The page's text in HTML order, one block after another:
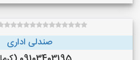
صندلی اداری